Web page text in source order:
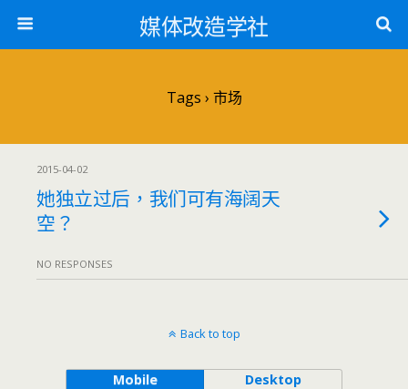
媒体改造学社
Tags › 市场
2015-04-02
她独立过后，我们可有海阔天
空？
NO RESPONSES
Back to top
Mobile Desktop